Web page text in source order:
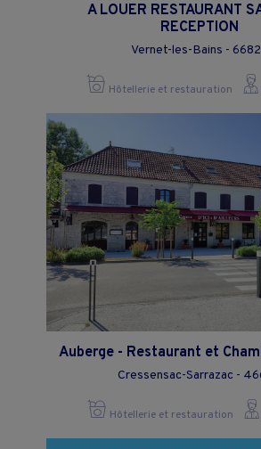
A LOUER RESTAURANT
RECEPTION
Vernet-les-Bains -
Hôtellerie et restauration
Auberge - Restaurant et
Cressensac-Sarrazac -
Hôtellerie et restauration